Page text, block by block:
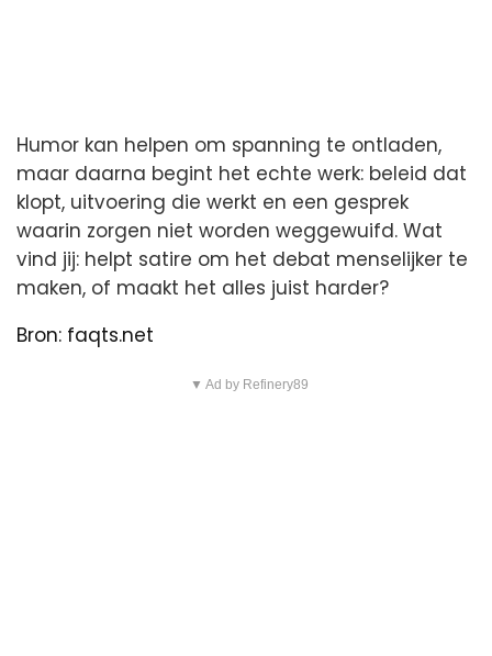
Humor kan helpen om spanning te ontladen,
maar daarna begint het echte werk: beleid dat
klopt, uitvoering die werkt en een gesprek
waarin zorgen niet worden weggewuifd. Wat
vind jij: helpt satire om het debat menselijker te
maken, of maakt het alles juist harder?
Bron: faqts.net
▼ Ad by Refinery89